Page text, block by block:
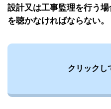
設計又は工事監理を行う
を聴かなければならない。
クリックし